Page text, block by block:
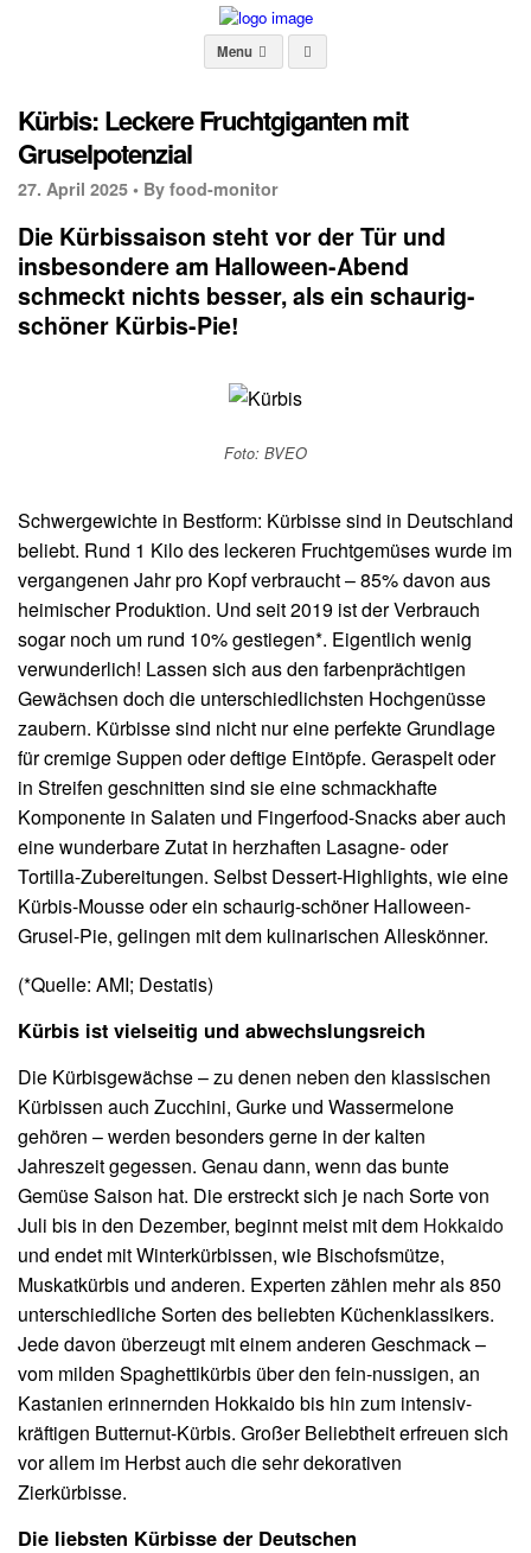
Menu
Kürbis: Leckere Fruchtgiganten mit
Gruselpotenzial
27. April 2025 • By food-monitor
Die Kürbissaison steht vor der Tür und
insbesondere am Halloween-Abend
schmeckt nichts besser, als ein schaurig-
schöner Kürbis-Pie!
Foto: BVEO
Schwergewichte in Bestform: Kürbisse sind in Deutschland
beliebt. Rund 1 Kilo des leckeren Fruchtgemüses wurde im
vergangenen Jahr pro Kopf verbraucht – 85% davon aus
heimischer Produktion. Und seit 2019 ist der Verbrauch
sogar noch um rund 10% gestiegen*. Eigentlich wenig
verwunderlich! Lassen sich aus den farbenprächtigen
Gewächsen doch die unterschiedlichsten Hochgenüsse
zaubern. Kürbisse sind nicht nur eine perfekte Grundlage
für cremige Suppen oder deftige Eintöpfe. Geraspelt oder
in Streifen geschnitten sind sie eine schmackhafte
Komponente in Salaten und Fingerfood-Snacks aber auch
eine wunderbare Zutat in herzhaften Lasagne- oder
Tortilla-Zubereitungen. Selbst Dessert-Highlights, wie eine
Kürbis-Mousse oder ein schaurig-schöner Halloween-
Grusel-Pie, gelingen mit dem kulinarischen Alleskönner.
(*Quelle: AMI; Destatis)
Kürbis ist vielseitig und abwechslungsreich
Die Kürbisgewächse – zu denen neben den klassischen
Kürbissen auch Zucchini, Gurke und Wassermelone
gehören – werden besonders gerne in der kalten
Jahreszeit gegessen. Genau dann, wenn das bunte
Gemüse Saison hat. Die erstreckt sich je nach Sorte von
Juli bis in den Dezember, beginnt meist mit dem Hokkaido
und endet mit Winterkürbissen, wie Bischofsmütze,
Muskatkürbis und anderen. Experten zählen mehr als 850
unterschiedliche Sorten des beliebten Küchenklassikers.
Jede davon überzeugt mit einem anderen Geschmack –
vom milden Spaghettikürbis über den fein-nussigen, an
Kastanien erinnernden Hokkaido bis hin zum intensiv-
kräftigen Butternut-Kürbis. Großer Beliebtheit erfreuen sich
vor allem im Herbst auch die sehr dekorativen
Zierkürbisse.
Die liebsten Kürbisse der Deutschen